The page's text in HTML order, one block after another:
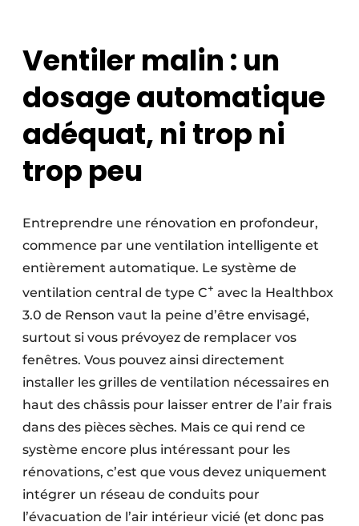
Ventiler malin : un
dosage automatique
adéquat, ni trop ni
trop peu
Entreprendre une rénovation en profondeur,
commence par une ventilation intelligente et
entièrement automatique. Le système de
ventilation central de type C+ avec la Healthbox
3.0 de Renson vaut la peine d’être envisagé,
surtout si vous prévoyez de remplacer vos
fenêtres. Vous pouvez ainsi directement
installer les grilles de ventilation nécessaires en
haut des châssis pour laisser entrer de l’air frais
dans des pièces sèches. Mais ce qui rend ce
système encore plus intéressant pour les
rénovations, c’est que vous devez uniquement
intégrer un réseau de conduits pour
l’évacuation de l’air intérieur vicié (et donc pas